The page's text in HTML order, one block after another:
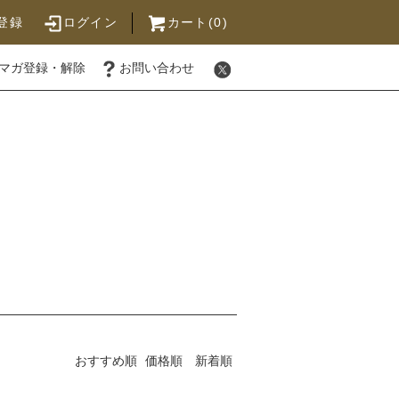
録 ログイン カート(0)
ガ登録・解除 お問い合わせ
おすすめ順 価格順 新着順